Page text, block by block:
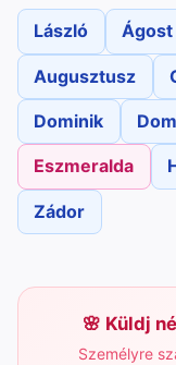
László Ágost
Augusztusz
Dominik
Eszmeralda
Zádor
Küldj
Személyre